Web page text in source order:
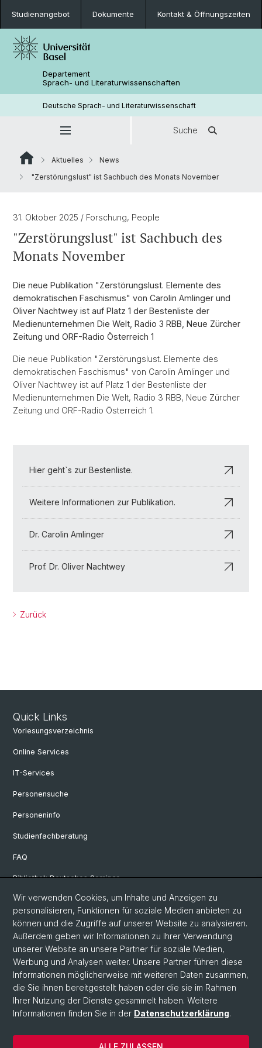
Studienangebot Dokumente Kontakt & Öffnungszeiten
Departement
Sprach- und Literaturwissenschaften
Deutsche Sprach- und Literaturwissenschaft
Suche
Aktuelles
News
"Zerstörungslust" ist Sachbuch des Monats November
31. Oktober 2025 / Forschung, People
"Zerstörungslust" ist Sachbuch des
Monats November
Die neue Publikation "Zerstörungslust. Elemente des
demokratischen Faschismus" von Carolin Amlinger und
Oliver Nachtwey ist auf Platz 1 der Bestenliste der
Medienunternehmen Die Welt, Radio 3 RBB, Neue Zürcher
Zeitung und ORF-Radio Österreich 1
Die neue Publikation "Zerstörungslust. Elemente des
demokratischen Faschismus" von Carolin Amlinger und
Oliver Nachtwey ist auf Platz 1 der Bestenliste der
Medienunternehmen Die Welt, Radio 3 RBB, Neue Zürcher
Zeitung und ORF-Radio Österreich 1.
Hier geht`s zur Bestenliste.
Weitere Informationen zur Publikation.
Dr. Carolin Amlinger
Prof. Dr. Oliver Nachtwey
Zurück
Quick Links
Vorlesungsverzeichnis
Online Services
IT-Services
Personensuche
Personeninfo
Studienfachberatung
FAQ
Bibliothek Deutsches Seminar
Neuere deutsche Literaturwissenschaft
Germanistische Mediävistik
Deutsche Sprachwissenschaft
© Universität Basel
Philosophisch-Historische Fakultät
Sprach- und Literaturwissenschaften
Home
Wir verwenden Cookies, um Inhalte und Anzeigen zu
personalisieren, Funktionen für soziale Medien anbieten zu
können und die Zugriffe auf unserer Website zu analysieren.
Außerdem geben wir Informationen zu Ihrer Verwendung
unserer Website an unsere Partner für soziale Medien,
Werbung und Analysen weiter. Unsere Partner führen diese
Informationen möglicherweise mit weiteren Daten zusammen,
die Sie ihnen bereitgestellt haben oder die sie im Rahmen
Ihrer Nutzung der Dienste gesammelt haben. Weitere
Informationen finden Sie in der Datenschutzerklärung.